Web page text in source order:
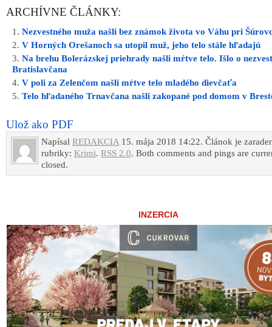
ARCHÍVNE ČLÁNKY:
Nezvestného muža našli bez známok života vo Váhu pri
V Horných Orešanoch sa utopil muž, jeho telo stále hľadajú
Na brehu Bolerázskej priehrady našli mŕtve telo. Išlo o
Bratislavčana
V poli za Zelenčom našli mŕtve telo mladého dievčaťa
Telo hľadaného Trnavčana našli zakopané pod domom v
Ulož ako PDF
Napísal REDAKCIA15. mája 2018 14:22. Článok je
rubriky: Krimi. RSS 2.0. Both comments and pings are
closed.
INZERCIA